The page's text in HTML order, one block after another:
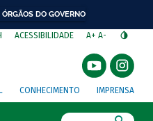
ÓRGÃOS DO GOVERNO
ACESSIBILIDADE A+ A-
CONHECIMENTO IMPRENSA